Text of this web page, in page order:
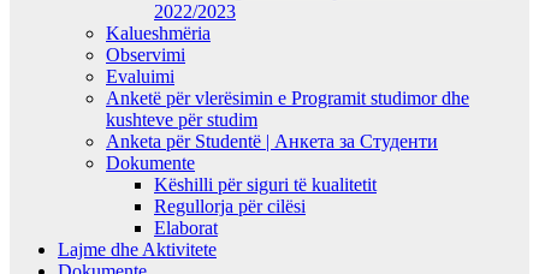
2022/2023
Kalueshmëria
Observimi
Evaluimi
Anketë për vlerësimin e Programit studimor dhe
kushteve për studim
Anketa për Studentë | Анкета за Студенти
Dokumente
Këshilli për siguri të kualitetit
Regullorja për cilësi
Elaborat
Lajme dhe Aktivitete